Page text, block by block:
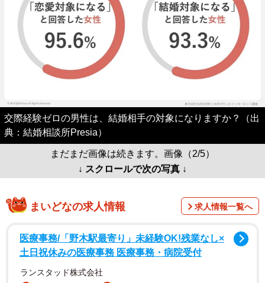
交際経験ゼロの男性は、結婚相手の対象になりますか？（出
典：結婚相談所Presia）
まだまだ画像は続きます。画像（2/5）
↓ スクロールで次の写真 ↓
まいどなの求人情報 求人情報一覧へ
医療事務/「野木駅最寄り」未経験OK!残業なし×
土日祝休みの医療事務 医療事務・病院受付
ランスタッド株式会社